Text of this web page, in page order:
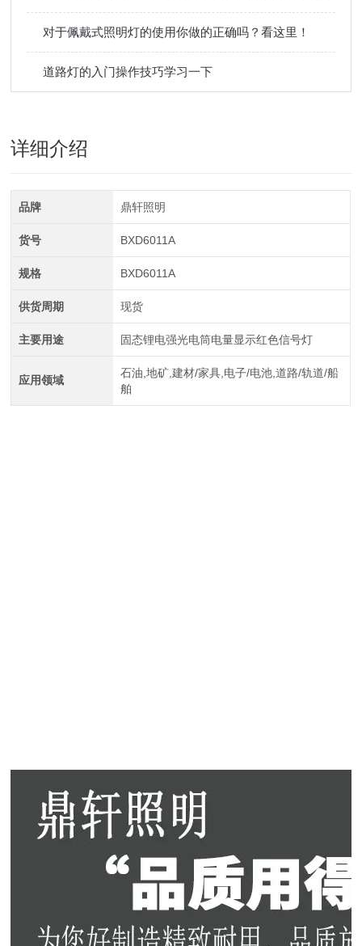
对于佩戴式照明灯的使用你做的正确吗？看这里！
道路灯的入门操作技巧学习一下
详细介绍
品牌 鼎轩照明
货号 BXD6011A
规格 BXD6011A
供货周期 现货
主要用途 固态锂电强光电筒电量显示红色信号灯
应用领域
石油,地矿,建材/家具,电子/电池,道路/轨道/船
舶